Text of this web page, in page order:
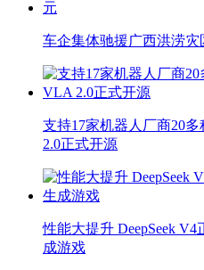
车企集体驰援广西洪涝灾
支持17家机器人厂商20
2.0正式开源
性能大提升 DeepSeek
成游戏